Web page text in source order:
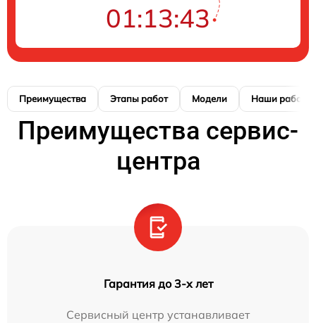
01:13:42
Преимущества Этапы работ Модели Наши работы
Преимущества сервис-
центра
Гарантия до 3-х лет
Сервисный центр устанавливает